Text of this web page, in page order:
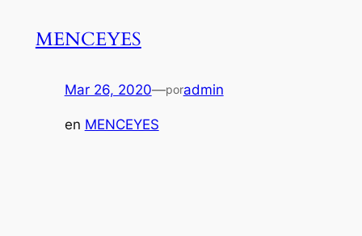
MENCEYES
Mar 26, 2020—poradmin
en MENCEYES